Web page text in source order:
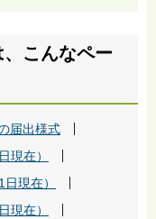
こんなペー
届出様式
現在）
現在）
現在）